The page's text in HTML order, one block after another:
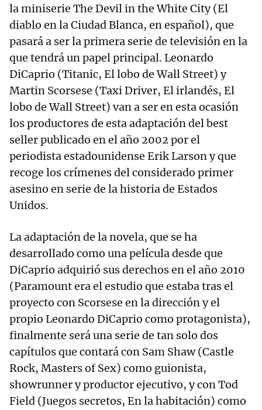
la miniserie The Devil in the White City (El
diablo en la Ciudad Blanca, en español), que
pasará a ser la primera serie de televisión en la
que tendrá un papel principal. Leonardo
DiCaprio (Titanic, El lobo de Wall Street) y
Martin Scorsese (Taxi Driver, El irlandés, El
lobo de Wall Street) van a ser en esta ocasión
los productores de esta adaptación del best
seller publicado en el año 2002 por el
periodista estadounidense Erik Larson y que
recoge los crímenes del considerado primer
asesino en serie de la historia de Estados
Unidos.
La adaptación de la novela, que se ha
desarrollado como una película desde que
DiCaprio adquirió sus derechos en el año 2010
(Paramount era el estudio que estaba tras el
proyecto con Scorsese en la dirección y el
propio Leonardo DiCaprio como protagonista),
finalmente será una serie de tan solo dos
capítulos que contará con Sam Shaw (Castle
Rock, Masters of Sex) como guionista,
showrunner y productor ejecutivo, y con Tod
Field (Juegos secretos, En la habitación) como